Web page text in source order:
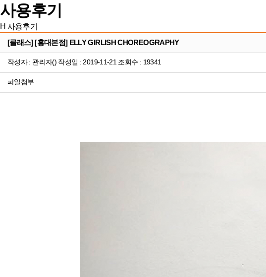
사용후기
H 사용후기
[클래스] [홍대본점] ELLY GIRLISH CHOREOGRAPHY
작성자 : 관리자() 작성일 : 2019-11-21 조회수 : 19341
파일첨부 :